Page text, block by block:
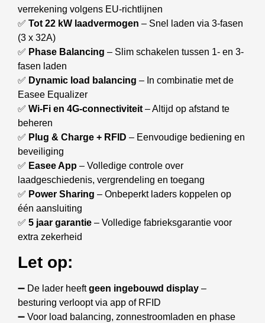
verrekening volgens EU-richtlijnen
✅ Tot 22 kW laadvermogen – Snel laden via 3-fasen
(3 x 32A)
✅ Phase Balancing – Slim schakelen tussen 1- en 3-
fasen laden
✅ Dynamic load balancing – In combinatie met de
Easee Equalizer
✅ Wi-Fi en 4G-connectiviteit – Altijd op afstand te
beheren
✅ Plug & Charge + RFID – Eenvoudige bediening en
beveiliging
✅ Easee App – Volledige controle over
laadgeschiedenis, vergrendeling en toegang
✅ Power Sharing – Onbeperkt laders koppelen op
één aansluiting
✅ 5 jaar garantie – Volledige fabrieksgarantie voor
extra zekerheid
Let op:
➖ De lader heeftgeen ingebouwd display –
besturing verloopt via app of RFID
➖ Voor load balancing, zonnestroomladen en phase